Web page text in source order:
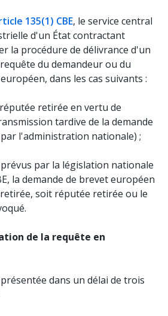
135(1) CBE, le service central
d'un État contractant
la procédure de délivrance d'un
du demandeur ou du
dans les cas suivants :
retirée en vertu de
tardive de la demande
l'administration nationale) ;
par la législation nationale
la demande de brevet européen
soit réputée retirée ou le
de la requête en
dans un délai de trois